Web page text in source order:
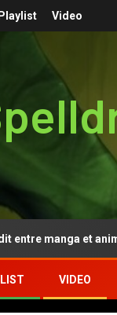
Video
manga et anime
VIDEO